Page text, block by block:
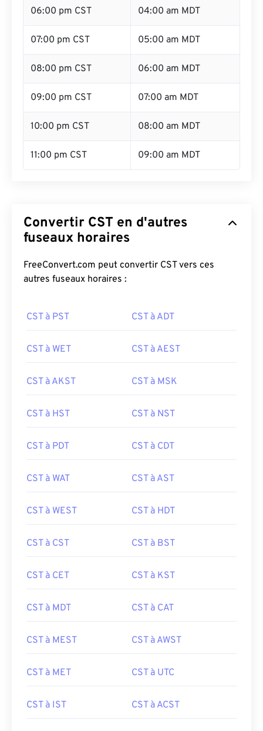
06:00 pm CST 04:00 am MDT
07:00 pm CST 05:00 am MDT
08:00 pm CST 06:00 am MDT
09:00 pm CST 07:00 am MDT
10:00 pm CST 08:00 am MDT
11:00 pm CST 09:00 am MDT
Convertir CST en d'autres
fuseaux horaires
FreeConvert.com peut convertir CST vers ces
autres fuseaux horaires :
CST à PST CST à ADT
CST à WET CST à AEST
CST à AKST CST à MSK
CST à HST CST à NST
CST à PDT CST à CDT
CST à WAT CST à AST
CST à WEST CST à HDT
CST à CST CST à BST
CST à CET CST à KST
CST à MDT CST à CAT
CST à MEST CST à AWST
CST à MET CST à UTC
CST à IST CST à ACST